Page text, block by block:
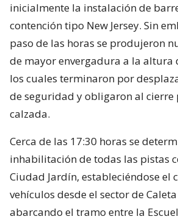
inicialmente la instalación de
contención tipo New Jersey. Sin
paso de las horas se produjeron
de mayor envergadura a la altura
los cuales terminaron por
de seguridad y obligaron al cierre
calzada.
Cerca de las 17:30 horas se
inhabilitación de todas las pistas
Ciudad Jardín, estableciéndose el
vehículos desde el sector de
abarcando el tramo entre la